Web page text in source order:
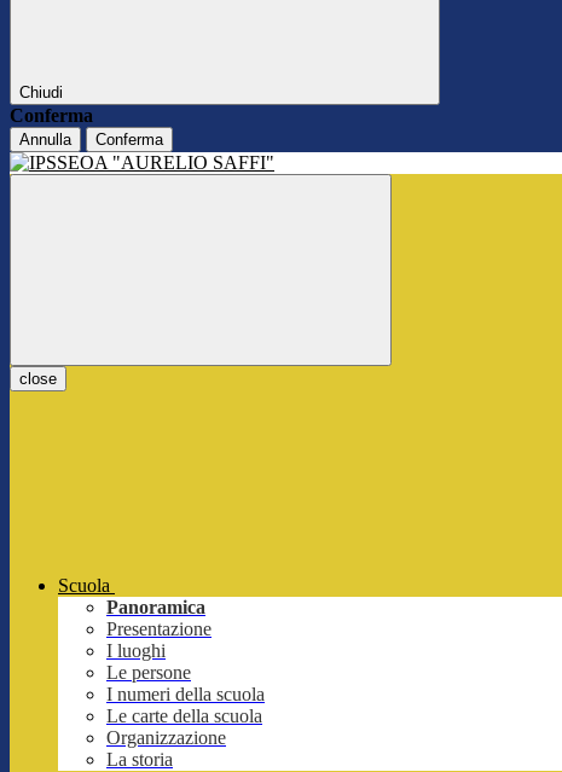
Chiudi
Conferma
Annulla Conferma
close
Scuola
Panoramica
Presentazione
I luoghi
Le persone
I numeri della scuola
Le carte della scuola
Organizzazione
La storia